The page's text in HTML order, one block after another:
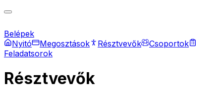
Belépek
Nyitó
Megosztások Résztvevők
Csoportok
Feladatsorok
Résztvevők